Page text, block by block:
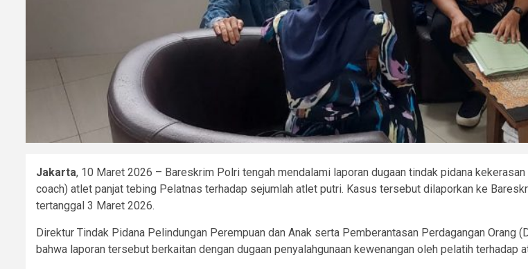
Jakarta, 10 Maret 2026 – Bareskrim Polri tengah mendalami laporan dugaan tindak pidana
coach) atlet panjat tebing Pelatnas terhadap sejumlah atlet putri. Kasus tersebut dilaporkan ke
tertanggal 3 Maret 2026.
Direktur Tindak Pidana Pelindungan Perempuan dan Anak serta Pemberantasan Perdagangan
bahwa laporan tersebut berkaitan dengan dugaan penyalahgunaan kewenangan oleh pelatih terhadap